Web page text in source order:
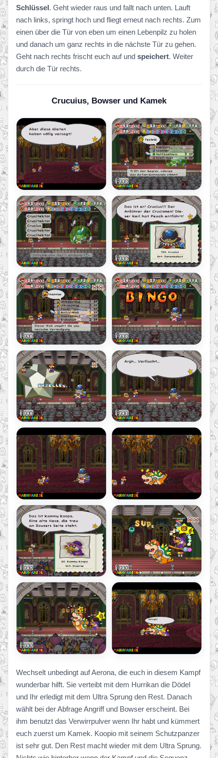
Schlüssel. Geht wieder raus und fallt nach unten. Lauft
nach links, springt hoch und fliegt erneut nach rechts. Zum
einen über die Tür von eben um einen Lebenpilz zu holen
und danach um ganz rechts in die nächste Tür zu gehen.
Geht nach rechts frischt euch auf und speichert. Weiter
durch die Tür rechts.
Crucuius, Bowser und Kamek
Wechselt unbedingt auf Aerona, die euch in diesem Kampf
wunderbar hilft. Sie verteibt mit dem Hurrikan die Dödel
und Ihr erledigt mit dem Ultra Sprung den Rest. Danach
wählt bei der Abfrage Angriff und Bowser erscheint. Bei
ihm benutzt das Verwirrpulver wenn Ihr habt und kümmert
euch zuerst um Kamek. Koopio mit seinem Schutzpanzer
ist sehr gut. Den Rest macht wieder mit dem Ultra Sprung.